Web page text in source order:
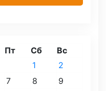
Пт Сб Вс
1
2
7 8
9